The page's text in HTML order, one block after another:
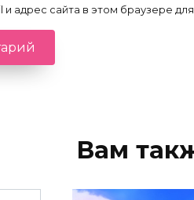
и адрес сайта в этом браузере
Вам